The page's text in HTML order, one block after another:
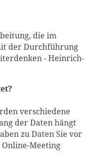
die im
der Durchführung
- Heinrich-
verschiedene
der Daten hängt
zu Daten Sie vor
Meeting